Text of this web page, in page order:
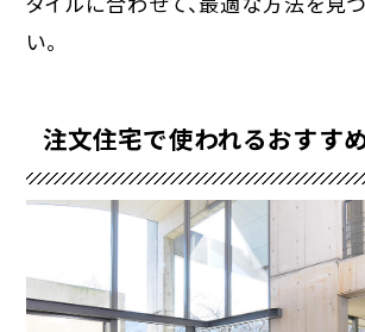
い。
注文住宅で使われるおすす